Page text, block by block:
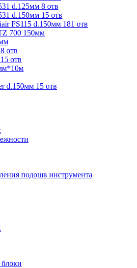
d.125мм 8 отв
d.150мм 15 отв
FS115 d.150мм 181 отв
700 150мм
отв
отв
d.150мм 15 отв
подошв инструмента